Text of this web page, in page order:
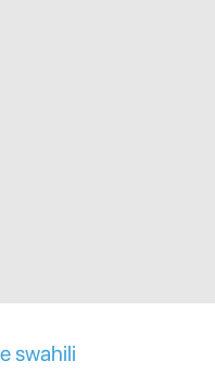
swahili